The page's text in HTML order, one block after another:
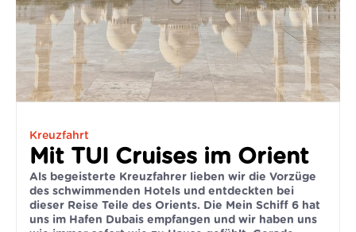
Kreuzfahrt
Mit TUI Cruises im Orient
Als begeisterte Kreuzfahrer lieben wir die Vorzüge
des schwimmenden Hotels und entdeckten bei
dieser Reise Teile des Orients. Die Mein Schiff 6 hat
uns im Hafen Dubais empfangen und wir haben uns